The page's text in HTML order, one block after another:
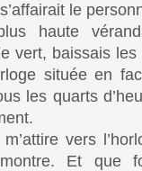
le
haute
vert, baissais
située en
les quarts
vers
montre. Et que